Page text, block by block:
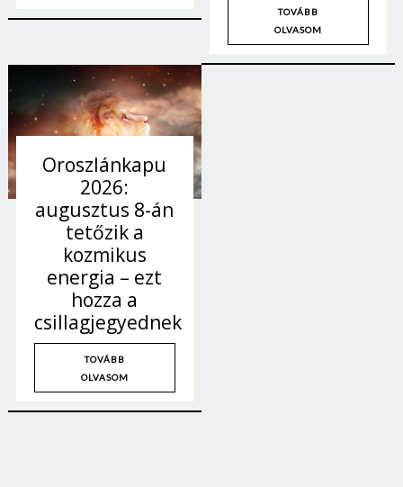
TOVÁBB
OLVASOM
Oroszlánkapu
2026:
augusztus 8-án
tetőzik a
kozmikus
energia – ezt
hozza a
csillagjegyednek
TOVÁBB
OLVASOM